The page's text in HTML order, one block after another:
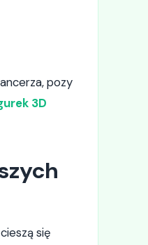
pozy
3D
się